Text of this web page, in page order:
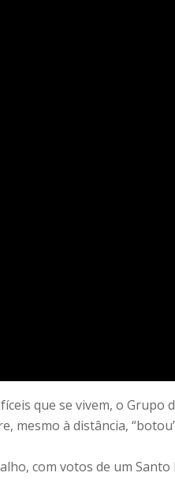
que se vivem, o Grupo
mesmo à distância,
com votos de um